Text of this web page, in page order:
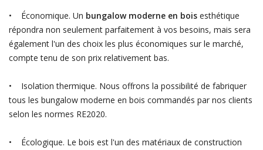
• Économique. Un bungalow moderne en boisesthétique
répondra non seulement parfaitement à vos besoins, mais sera
également l'un des choix les plus économiques sur le marché,
compte tenu de son prix relativement bas.
• Isolation thermique. Nous offrons la possibilité de fabriquer
tous les bungalow moderne en bois commandés par nos clients
selon les normes RE2020.
• Écologique. Le bois est l'un des matériaux de construction